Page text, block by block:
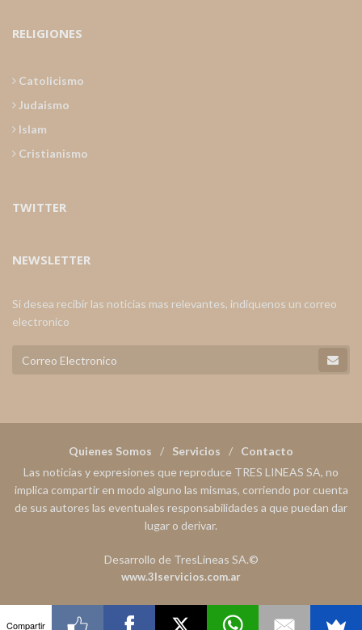
RELIGIONES
Catolicismo
Judaismo
Islam
Cristianismo
TWITTER
NEWSLETTER
Si desea recibir las noticias mas relevantes, indiquenos un correo
electronico
Quienes Somos Servicios
Contacto
Las noticias y expresiones que reproduce TRES LINEAS SA, no
implica compartir en modo alguno las mismas, corriendo por cuenta
de sus autores las eventuales responsabilidades a que puedan dar
lugar o derivar.
Desarrollo de TresLineas SA.©
www.3lservicios.com.ar
Compartir